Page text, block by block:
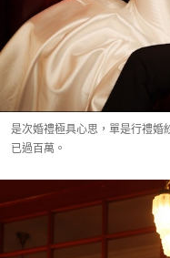
是次婚禮極具心思，單是行禮
已過百萬。